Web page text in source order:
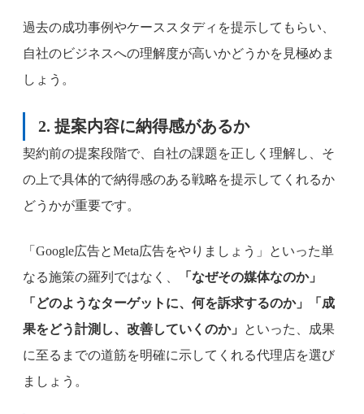
過去の成功事例やケーススタディを提示してもらい、
自社のビジネスへの理解度が高いかどうかを見極めま
しょう。
2. 提案内容に納得感があるか
契約前の提案段階で、自社の課題を正しく理解し、そ
の上で具体的で納得感のある戦略を提示してくれるか
どうかが重要です。
「Google広告とMeta広告をやりましょう」といった単
なる施策の羅列ではなく、
「なぜその媒体なのか」
「どのようなターゲットに、何を訴求するのか」「成
果をどう計測し、改善していくのか」
といった、成果
に至るまでの道筋を明確に示してくれる代理店を選び
ましょう。